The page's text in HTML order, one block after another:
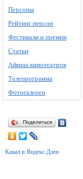
Персоны
Рейтинг персон
Фестивали и премии
Статьи
Афиша кинотеатров
Телепрограмма
Фотогалереи
Поделиться
Канал в Яндекс.Дзен